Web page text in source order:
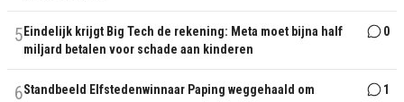
5 Eindelijk krijgt Big Tech de rekening: Meta moet bijna half
miljard betalen voor schade aan kinderen
0
6Standbeeld Elfstedenwinnaar Paping weggehaald om
1